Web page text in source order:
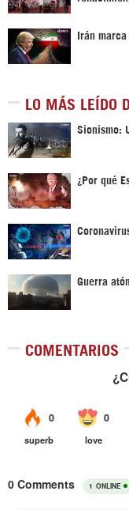
Irán
LO MÁS LEÍDO
Sionismo:
¿Por qué
Guerra
COMENTARIOS